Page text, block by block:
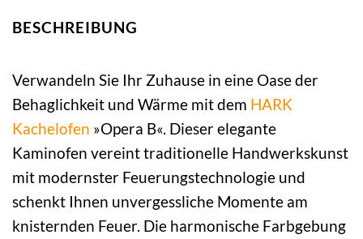
BESCHREIBUNG
Verwandeln Sie Ihr Zuhause in eine Oase der
Behaglichkeit und Wärme mit dem HARK
Kachelofen »Opera B«. Dieser elegante
Kaminofen vereint traditionelle Handwerkskunst
mit modernster Feuerungstechnologie und
schenkt Ihnen unvergessliche Momente am
knisternden Feuer. Die harmonische Farbgebung